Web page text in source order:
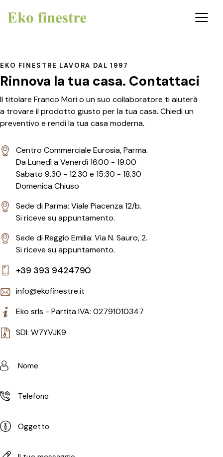
EKO FINESTRE LAVORA DAL 1997
Rinnova la tua casa. Contattaci
Il titolare Franco Mori o un suo collaboratore ti aiuterà
a trovare il prodotto giusto per la tua casa. Chiedi un
preventivo e rendi la tua casa moderna.
Centro Commerciale Eurosia, Parma.
Da Lunedì a Venerdì 16.00 - 19.00
Sabato 9.30 - 12.30 e 15:30 - 18.30
Domenica Chiuso
Sede di Parma: Viale Piacenza 12/b.
Si riceve su appuntamento.
Sede di Reggio Emilia: Via N. Sauro, 2.
Si riceve su appuntamento.
+39 393 9424790
info@ekofinestre.it
Eko srls - Partita IVA: 02791010347
SDI: W7YVJK9